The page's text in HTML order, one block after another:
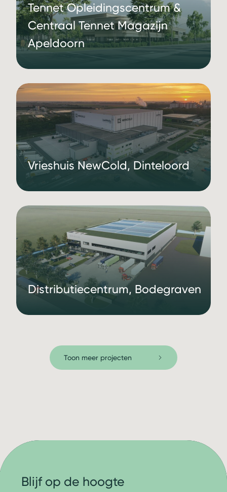
Tennet Opleidingscentrum &
Centraal Tennet Magazijn
Apeldoorn
Vrieshuis NewCold, Dinteloord
Distributiecentrum, Bodegraven
Toon meer projecten
Blijf op de hoogte